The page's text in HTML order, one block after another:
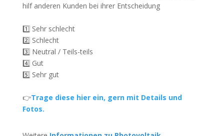
hilf anderen Kunden bei ihrer Entscheidung
1️⃣ Sehr schlecht
2️⃣ Schlecht
3️⃣ Neutral / Teils-teils
4️⃣ Gut
5️⃣ Sehr gut
👉Trage diese hier ein, gern mit Details und
Fotos.